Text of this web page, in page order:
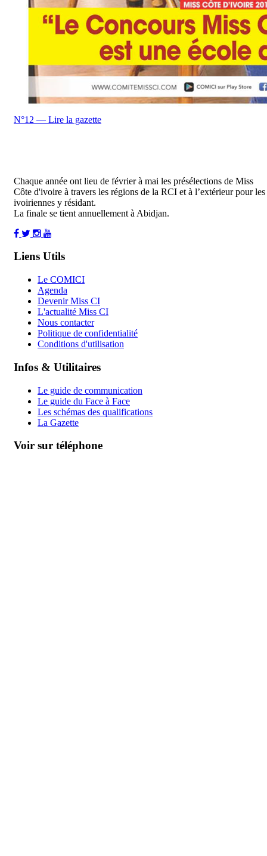
N°12 — Lire la gazette
Chaque année ont lieu de février à mai les présélections de Miss
Côte d'ivoire à travers les régions de la RCI et à l’extérieur pour les
ivoiriennes y résidant.
La finale se tient annuellement à Abidjan.
Liens Utils
Le COMICI
Agenda
Devenir Miss CI
L'actualité Miss CI
Nous contacter
Politique de confidentialité
Conditions d'utilisation
Infos & Utilitaires
Le guide de communication
Le guide du Face à Face
Les schémas des qualifications
La Gazette
Voir sur téléphone